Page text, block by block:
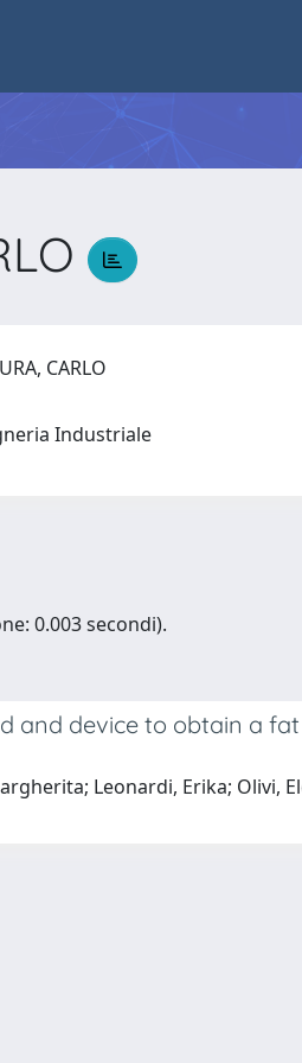
CARLO
Industriale
0.003 secondi).
and device to obtain a
Leonardi, Erika; Olivi,